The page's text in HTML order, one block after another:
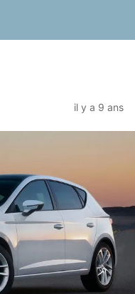
il y a 9 ans